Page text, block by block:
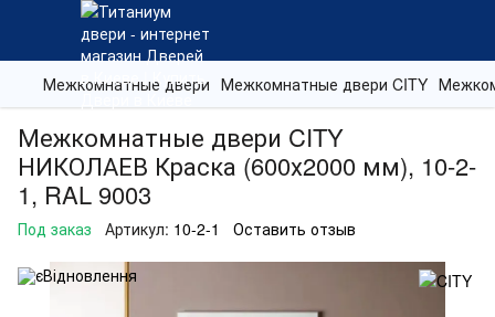
Межкомнатные двери Межкомнатные двери CITY
Межкомнатные двери CITY
НИКОЛАЕВ Краска (600х2000 мм), 10-2-
1, RAL 9003
Под заказ Артикул: 10-2-1 Оставить отзыв